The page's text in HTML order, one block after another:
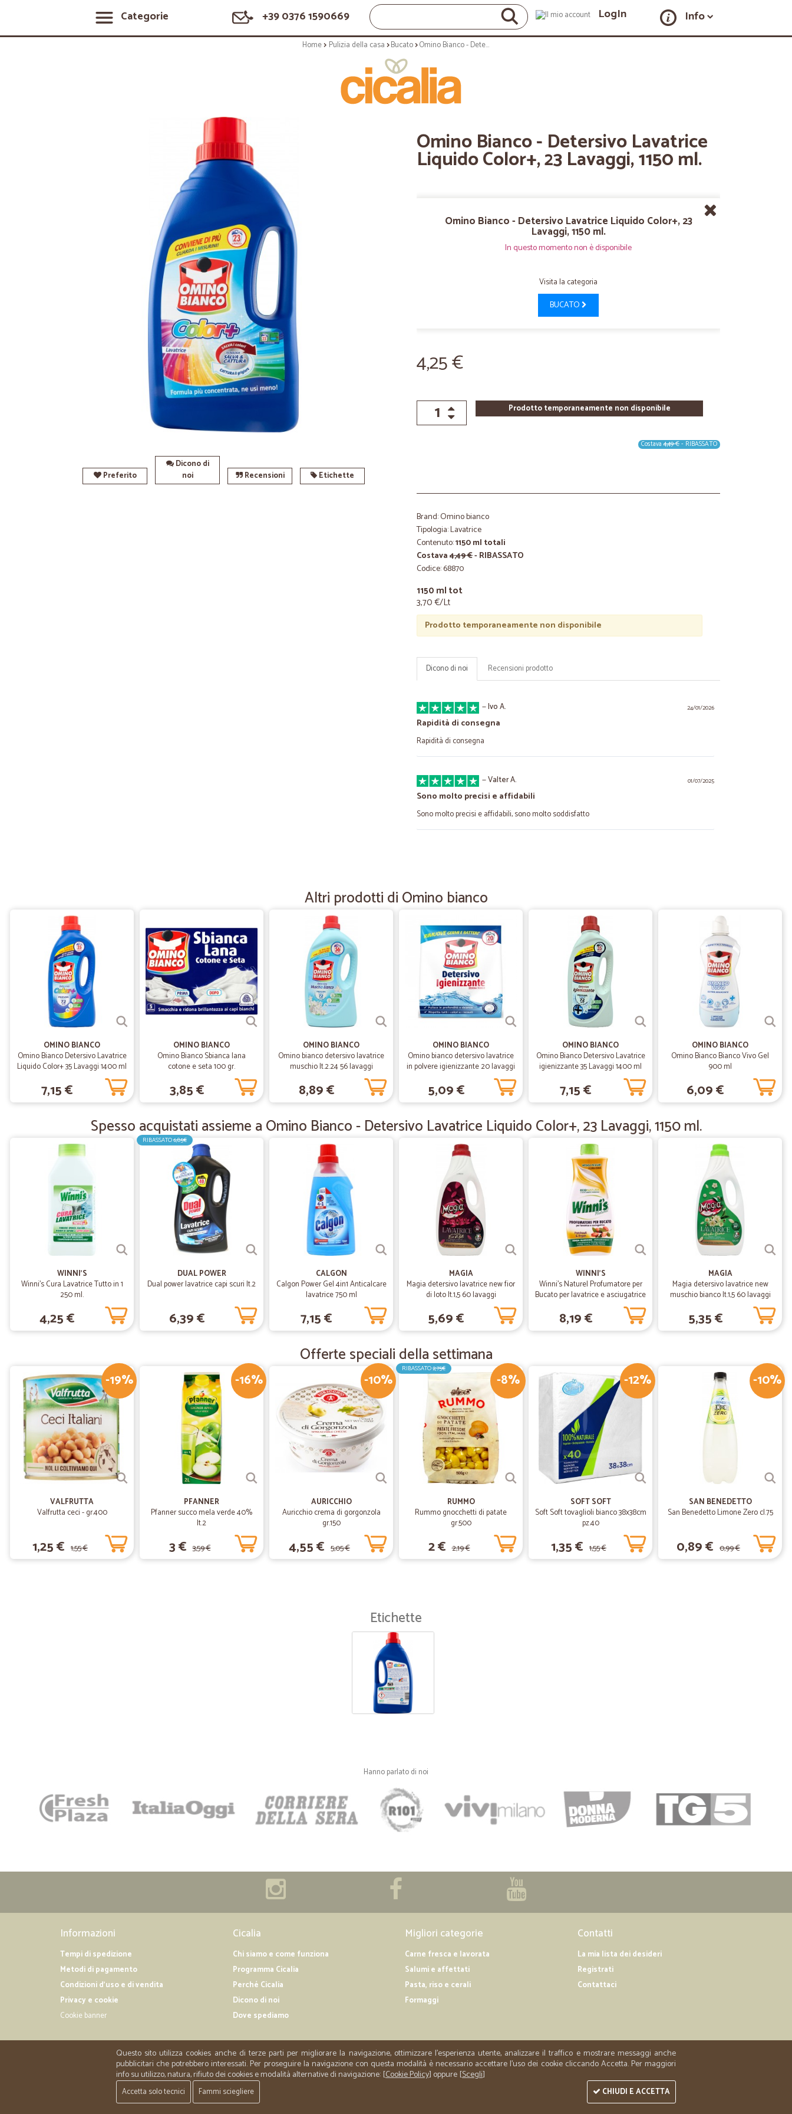
Categorie +39 0376 1590669 LogIn Info
Home Pulizia della casa Bucato Omino Bianco - Detersivo Lavatrice Liquido Color+, 23 Lavaggi, 1150 ml.
Preferito
Dicono di
noi
Recensioni Etichette
Omino Bianco - Detersivo Lavatrice
Liquido Color+, 23 Lavaggi, 1150 ml.
Omino Bianco - Detersivo Lavatrice Liquido Color+, 23
Lavaggi, 1150 ml.
In questo momento non è disponibile
Visita la categoria
BUCATO
4,25 €
Prodotto temporaneamente non disponibile
Costava4,49 €- RIBASSATO
Brand: Omino bianco
Tipologia: Lavatrice
Contenuto:1150 ml totali
Costava4,49 €- RIBASSATO
Codice: 68870
1150 ml tot
3,70 €/Lt
Prodotto temporaneamente non disponibile
Dicono di noi Recensioni prodotto
24/01/2026
—Ivo A.
Rapidità di consegna
Rapidità di consegna
01/07/2025
—Valter A.
Sono molto precisi e affidabili
Sono molto precisi e affidabili, sono molto soddisfatto
—Filippo G.
servizio impeccabile
servizio impeccabile, anche se i prezzi sono più alti dei supermercati . Dove si trovano gli
stessi prodotti a prezzi nettamente più bassi. tipo la pasta.Anche se la cura di chi imballa i
prodotti non è attenta a imballare bene quei prodotti fragili, tipo bottiglie di passata e cose
simili.
coorenti nel rispondere alla richiesta
coorenti nel rispondere alla richiesta, affido ad ottimo corriere, non posso che
Ottimi prodotti e consegna celere
Ottimi prodotti e consegna celere
05/06/2020
La consegna ha rispettato la data…
La consegna ha rispettato la data prevista in fase di ordine. L'imballo della merce curato.
Soddisfatta
31/03/2020
complimenti
Pienamente soddisfatta del servizio, complimenti a tutti gli operatori. Ampia scelta di articoli,
ottima la qualità dei prodotti freschi, facilità ad inserire l'ordine. Consegna velocissima
nonostante l'attuale periodo di super lavoro.
Hamid M.
Veloce e preciso.
Veloce e preciso.
—Matteo N.
Eccezionale.
Eccezionale. Super consigliato.
Altri prodotti di Omino bianco
OMINO BIANCO
Omino Bianco Detersivo Lavatrice
Liquido Color+ 35 Lavaggi 1400 ml
7,15 €
OMINO BIANCO
Omino Bianco Sbianca lana
cotone e seta 100 gr.
3,85 €
OMINO BIANCO
Omino bianco detersivo lavatrice
muschio lt.2.24 56 lavaggi
8,89 €
OMINO BIANCO
Omino bianco detersivo lavatrice
in polvere igienizzante 20 lavaggi
5,09 €
OMINO BIANCO
Omino Bianco Detersivo Lavatrice
igienizzante 35 Lavaggi 1400 ml
7,15 €
OMINO BIANCO
Omino Bianco Bianco Vivo Gel
900 ml
6,09 €
Spesso acquistati assieme a Omino Bianco - Detersivo Lavatrice Liquido Color+, 23 Lavaggi, 1150 ml.
WINNI'S
Winni's Cura Lavatrice Tutto in 1
250 ml.
4,25 €
RIBASSATO6,85€
DUAL POWER
Dual power lavatrice capi scuri lt.2
6,39 €
CALGON
Calgon Power Gel 4in1 Anticalcare
lavatrice 750 ml
7,15 €
MAGIA
Magia detersivo lavatrice new fior
di loto lt.1,5 60 lavaggi
5,69 €
WINNI'S
Winni's Naturel Profumatore per
Bucato per lavatrice e asciugatrice
Patchouli & Argan 250 ml.
8,19 €
MAGIA
Magia detersivo lavatrice new
muschio bianco lt.1,5 60 lavaggi
5,35 €
Offerte speciali della settimana
-19%
VALFRUTTA
Valfrutta ceci - gr.400
1,25 € 1,55 €
-16%
PFANNER
Pfanner succo mela verde 40%
lt.2
3 € 3,59 €
-10%
AURICCHIO
Auricchio crema di gorgonzola
gr.150
4,55 € 5,05 €
-8%
RIBASSATO2,75€
RUMMO
Rummo gnocchetti di patate
gr.500
2 € 2,19 €
-12%
SOFT SOFT
Soft Soft tovaglioli bianco 38x38cm
pz.40
1,35 € 1,55 €
-10%
SAN BENEDETTO
San Benedetto Limone Zero cl.75
0,89 € 0,99 €
Etichette
Hanno parlato di noi
Informazioni
Tempi di spedizione
Metodi di pagamento
Condizioni d'uso e di vendita
Privacy e cookie
Cookie banner
Cicalia
Chi siamo e come funziona
Programma Cicalia
Perché Cicalia
Dicono di noi
Dove spediamo
Migliori categorie
Carne fresca e lavorata
Salumi e affettati
Pasta, riso e cerali
Formaggi
Contatti
La mia lista dei desideri
Registrati
Contattaci
Questo sito utilizza cookies anche di terze parti per migliorare la navigazione, ottimizzare l'esperienza utente, analizzare il traffico e mostrare messaggi anche
pubblicitari che potrebbero interessati. Per proseguire la navigazione con questa modalità è necessario accettare l'uso dei cookie cliccando Accetta. Per maggiori
info su utilizzo, natura, rifiuto dei cookies e modalità alternative di navigazione: [Cookie Policy] oppure [Scegli]
Accetta solo tecnici Fammi sciegliere CHIUDI E ACCETTA